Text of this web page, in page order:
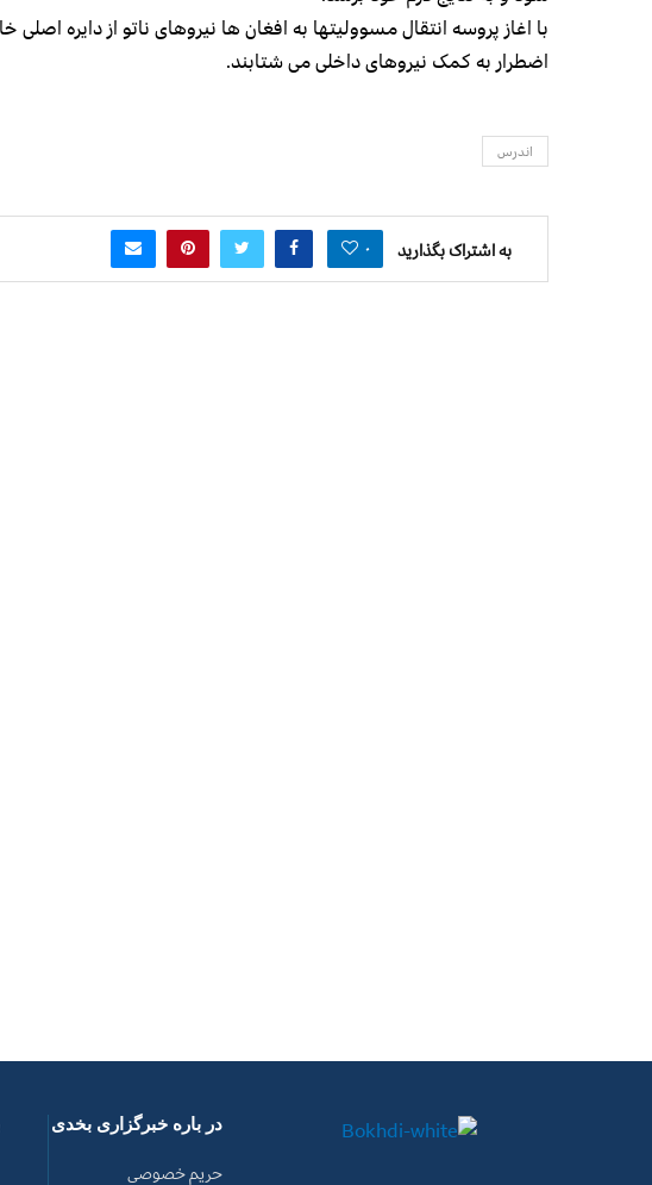
با اغاز پروسه انتقال مسوولیتها به افغان ها نیروهای ناتو از دایره
اضطرار به کمک نیروهای داخلی می شتابند.
اندرس
به اشتراک بگذارید ۰
در باره خبرگزاری بخدی
حریم خصوصی